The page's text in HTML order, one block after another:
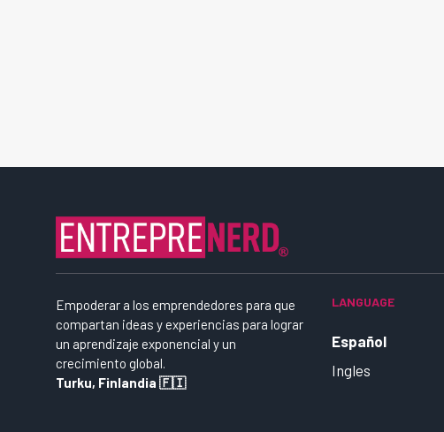
Empoderar a los emprendedores para que
compartan ideas y experiencias para lograr
un aprendizaje exponencial y un
crecimiento global.
Turku, Finlandia 🇫🇮
LANGUAGE
Español
Ingles